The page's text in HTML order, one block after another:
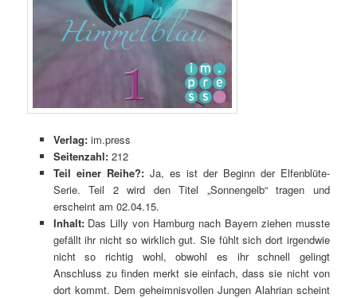
Verlag:im.press
Seitenzahl:212
Teil einer Reihe?: Ja, es ist der Beginn der Elfenblüte-
Serie. Teil 2 wird den Titel „Sonnengelb“ tragen und
erscheint am 02.04.15.
Inhalt: Das Lilly von Hamburg nach Bayern ziehen musste
gefällt ihr nicht so wirklich gut. Sie fühlt sich dort irgendwie
nicht so richtig wohl, obwohl es ihr schnell gelingt
Anschluss zu finden merkt sie einfach, dass sie nicht von
dort kommt. Dem geheimnisvollen Jungen Alahrian scheint